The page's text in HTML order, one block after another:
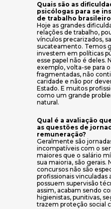
Quais são as
psicólogas para se
de trabalho
Hoje as grandes
relações de trabalho,
vínculos precarizados,
sucateamento. Temos
investem em políticas
esse papel não é deles.
exemplo, volta-se para
fragmentadas, não
caridade e não por
Estado. E muitos
como um grande
natural.
Qual é a avaliação
as questões de
remuneração?
Geralmente são
incompatíveis com o
maiores que o salário
sua maioria, são gerais.
concursos não são
profissionais vinculadas
possuem supervisão
assim, acabam sendo
higienistas, punitivas,
trazem proteção social